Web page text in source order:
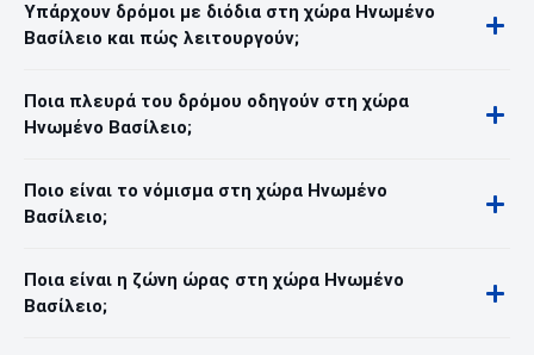
Υπάρχουν δρόμοι με διόδια στη χώρα Ηνωμένο
Βασίλειο και πώς λειτουργούν;
Ποια πλευρά του δρόμου οδηγούν στη χώρα
Ηνωμένο Βασίλειο;
Ποιο είναι το νόμισμα στη χώρα Ηνωμένο
Βασίλειο;
Ποια είναι η ζώνη ώρας στη χώρα Ηνωμένο
Βασίλειο;